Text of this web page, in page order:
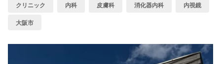
クリニック 内科 皮膚科 消化器内科 内視鏡
大阪市